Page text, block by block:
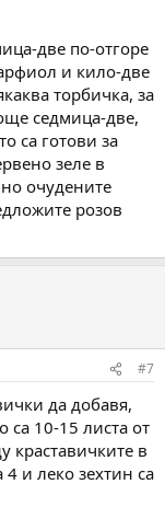
две по-отгоре
и кило-две
торбичка, за
седмица-две,
са готови за
зеле в
очудените
розов
#7
да добавя,
са 10-15 листа от
краставичките в
и леко зехтин са